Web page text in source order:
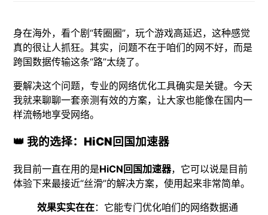
身在海外，看个剧“转圈圈”，玩个游戏高延迟，这种感觉
真的很让人抓狂。其实，问题不在于咱们的网不好，而是
跨国数据传输这条“路”太绕了。
要解决这个问题，专业的网络优化工具确实是关键。今天
我就来聊聊一套亲测有效的方案，让大家也能像在国内一
样流畅地享受网络。
👑 我的选择：HiCN回国加速器
我目前一直在用的是HiCN回国加速器，它可以说是目前
体验下来最接近“丝滑”的解决方案，使用起来非常简单。
效果实实在在：它能专门优化咱们的网络数据通